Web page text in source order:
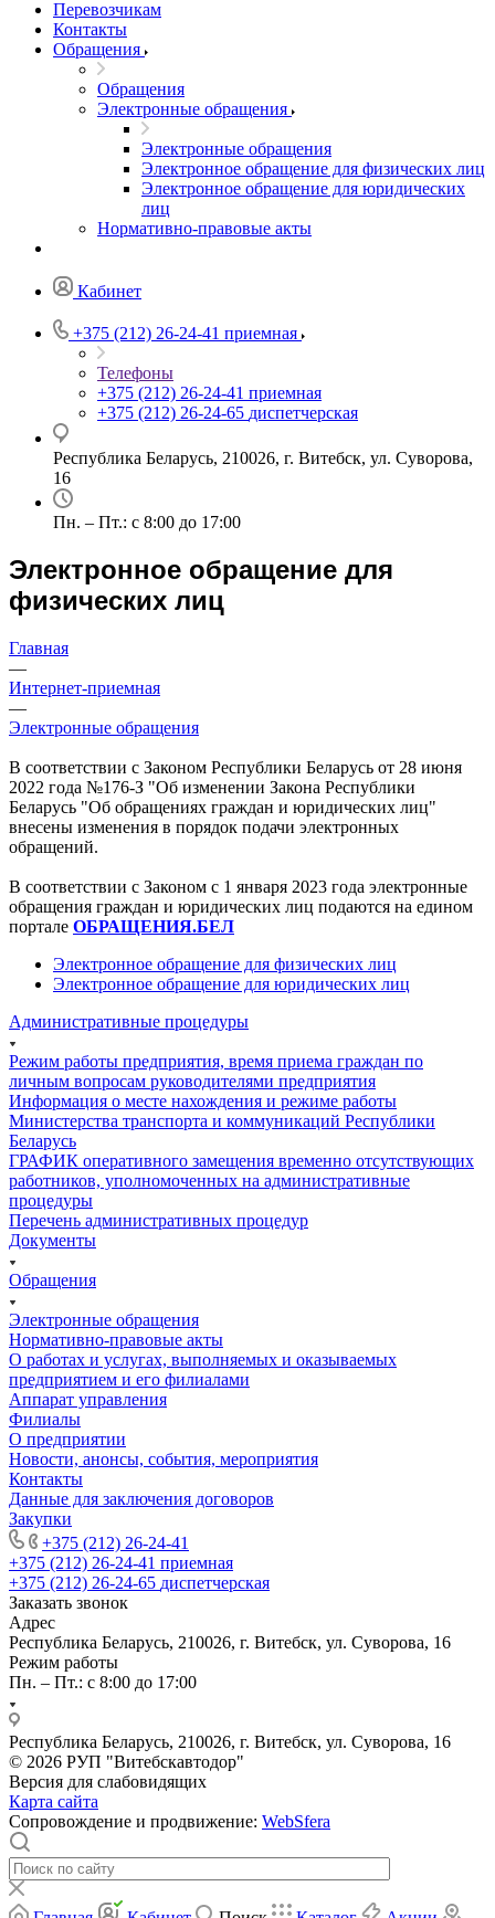
Перевозчикам
Контакты
Обращения
Обращения
Электронные обращения
Электронные обращения
Электронное обращение для физических лиц
Электронное обращение для юридических
лиц
Нормативно-правовые акты
Кабинет
+375 (212) 26-24-41 приемная
Телефоны
+375 (212) 26-24-41 приемная
+375 (212) 26-24-65 диспетчерская
Республика Беларусь, 210026, г. Витебск, ул. Суворова,
16
Пн. – Пт.: с 8:00 до 17:00
Электронное обращение для
физических лиц
Главная
—
Интернет-приемная
—
Электронные обращения
В соответствии с Законом Республики Беларусь от 28 июня
2022 года №176-З "Об изменении Закона Республики
Беларусь "Об обращениях граждан и юридических лиц"
внесены изменения в порядок подачи электронных
обращений.
В соответствии с Законом с 1 января 2023 года электронные
обращения граждан и юридических лиц подаются на едином
портале ОБРАЩЕНИЯ.БЕЛ
Электронное обращение для физических лиц
Электронное обращение для юридических лиц
Административные процедуры
Режим работы предприятия, время приема граждан по
личным вопросам руководителями предприятия
Информация о месте нахождения и режиме работы
Министерства транспорта и коммуникаций Республики
Беларусь
ГРАФИК оперативного замещения временно отсутствующих
работников, уполномоченных на административные
процедуры
Перечень административных процедур
Документы
Обращения
Электронные обращения
Нормативно-правовые акты
О работах и услугах, выполняемых и оказываемых
предприятием и его филиалами
Аппарат управления
Филиалы
О предприятии
Новости, анонсы, события, мероприятия
Контакты
Данные для заключения договоров
Закупки
+375 (212) 26-24-41
+375 (212) 26-24-41 приемная
+375 (212) 26-24-65 диспетчерская
Заказать звонок
Адрес
Республика Беларусь, 210026, г. Витебск, ул. Суворова, 16
Режим работы
Пн. – Пт.: с 8:00 до 17:00
Республика Беларусь, 210026, г. Витебск, ул. Суворова, 16
© 2026 РУП "Витебскавтодор"
Версия для слабовидящих
Карта сайта
Сопровождение и продвижение: WebSfera